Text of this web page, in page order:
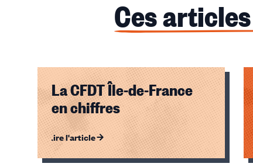
Ces
La CFDT Île-de-France
en chiffres
Lire l'article